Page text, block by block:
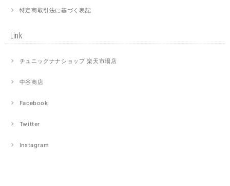
特定商取引法に基づく表記
Link
チュニックナナショップ 楽天市場店
中谷商店
Facebook
Twitter
Instagram